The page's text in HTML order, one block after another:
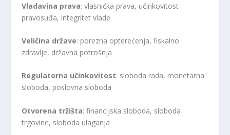
Vladavina prava: vlasnička prava, učinkovitost
pravosuđa, integritet vlade
Veličina države: porezna opterećenja, fiskalno
zdravlje, državna potrošnja
Regulatorna učinkovitost: sloboda rada, monetarna
sloboda, poslovna sloboda
Otvorena tržišta: financijska sloboda, sloboda
trgovine, sloboda ulaganja